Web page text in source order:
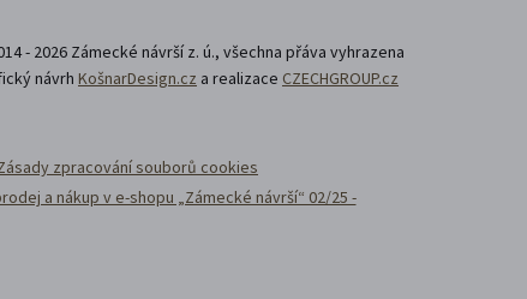
- 2026 Zámecké návrší z. ú., všechna přáva vyhrazena
návrh KošnarDesign.cz a realizace CZECHGROUP.cz
zpracování souborů cookies
a nákup v e-shopu „Zámecké návrší“ 02/25 -